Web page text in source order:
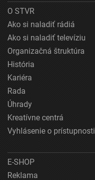
O STVR
Ako si naladiť rádiá
Ako si naladiť televíziu
Organizačná štruktúra
História
Kariéra
Rada
Úhrady
Kreatívne centrá
Vyhlásenie o prístupnosti
E-SHOP
Reklama